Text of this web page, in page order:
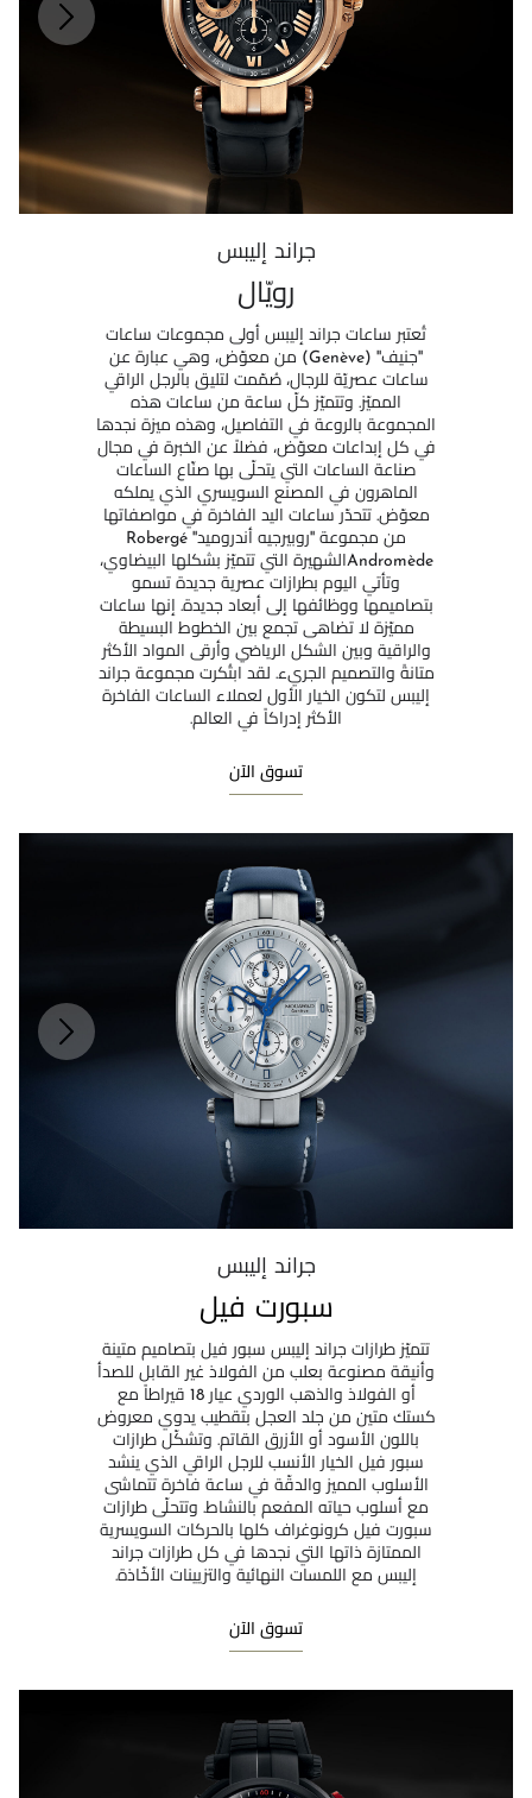
جراند إليبس
رويّال
تُعتبر ساعات جراند إليبس أولى مجموعات ساعات
''جنيف'' (Genève) من معوّض، وهي عبارة عن
ساعات عصريّة للرجال، صُمّمت لتليق بالرجل الراقي
المميّز. وتتميّز كلّ ساعة من ساعات هذه
المجموعة بالروعة في التفاصيل، وهذه ميزة نجدها
في كل إبداعات معوّض، فضلاً عن الخبرة في مجال
صناعة الساعات التي يتحلّى بها صنّاع الساعات
الماهرون في المصنع السويسري الذي يملكه
معوّض. تتحدّر ساعات اليد الفاخرة في مواصفاتها
من مجموعة ''روبيرجيه أندروميد'' Robergé
Andromèdeالشهيرة التي تتميّز بشكلها البيضاوي،
وتأتي اليوم بطرازات عصرية جديدة تسمو
بتصاميمها ووظائفها إلى أبعاد جديدة. إنها ساعات
مميّزة لا تضاهى تجمع بين الخطوط البسيطة
والراقية وبين الشكل الرياضي وأرقى المواد الأكثر
متانةً والتصميم الجريء. لقد ابتُكرت مجموعة جراند
إليبس لتكون الخيار الأول لعملاء الساعات الفاخرة
الأكثر إدراكاً في العالم.
تسوق الآن
جراند إليبس
سبورت فيل
تتميّز طرازات جراند إليبس سبور فيل بتصاميم متينة
وأنيقة مصنوعة بعلب من الفولاذ غير القابل للصدأ
أو الفولاذ والذهب الوردي عيار 18 قيراطاً مع
كستك متين من جلد العجل بتقطيب يدوي معروض
باللون الأسود أو الأزرق القاتم. وتشكّل طرازات
سبور فيل الخيار الأنسب للرجل الراقي الذي ينشد
الأسلوب المميز والدقّة في ساعة فاخرة تتماشى
مع أسلوب حياته المفعم بالنشاط. وتتحلّى طرازات
سبورت فيل كرونوغراف كلها بالحركات السويسرية
الممتازة ذاتها التي نجدها في كل طرازات جراند
إليبس مع اللمسات النهائية والتزيينات الأخّاذة.
تسوق الآن